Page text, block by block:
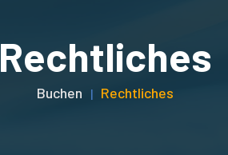
Rechtliches
Buchen Rechtliches